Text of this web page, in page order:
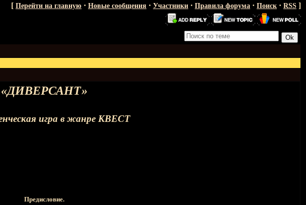
[ Перейти на главную · Новые сообщения · Участники · Правила форума · Поиск · RSS ]
«ДИВЕРСАНТ»
игра в жанре КВЕСТ
Предисловие.